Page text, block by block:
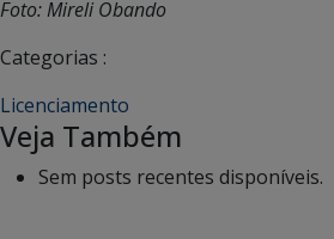
Foto: Mireli Obando
Categorias :
Licenciamento
Veja Também
Sem posts recentes disponíveis.